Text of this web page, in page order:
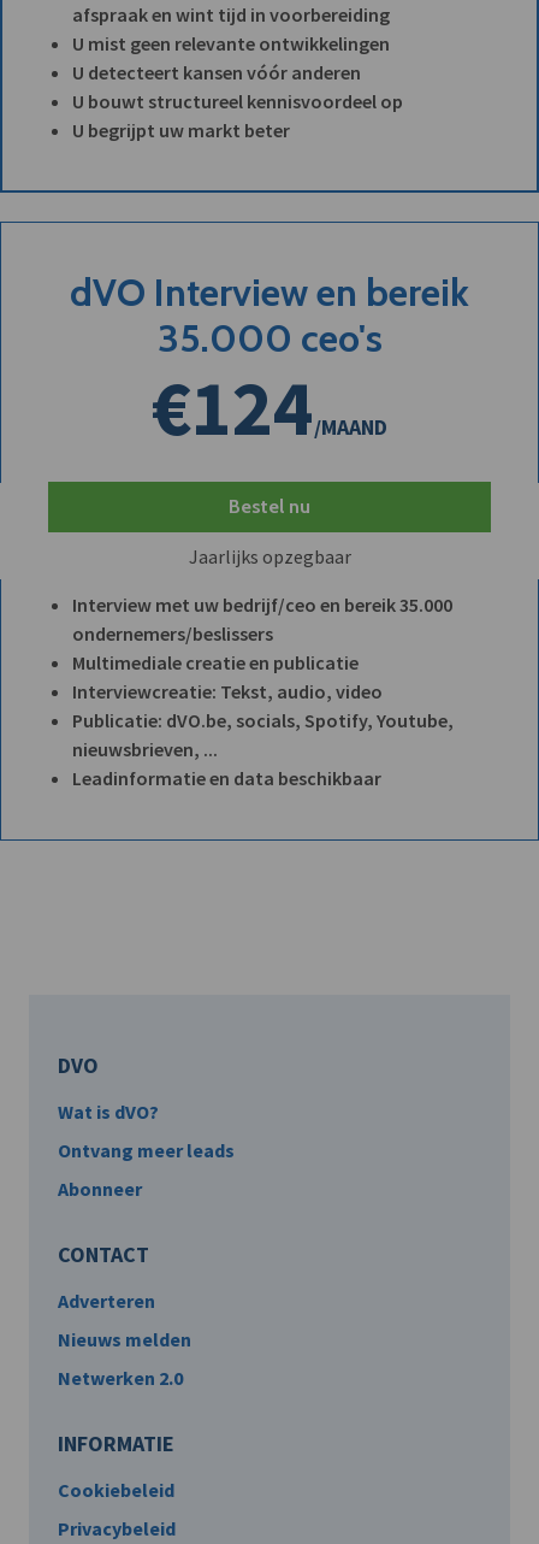
afspraak en wint tijd in voorbereiding
U mist geen relevante ontwikkelingen
U detecteert kansen vóór anderen
U bouwt structureel kennisvoordeel op
U begrijpt uw markt beter
dVO Interview en bereik
35.000 ceo's
€124/MAAND
Bestel nu
Jaarlijks opzegbaar
Interview met uw bedrijf/ceo en bereik 35.000
ondernemers/beslissers
Multimediale creatie en publicatie
Interviewcreatie: Tekst, audio, video
Publicatie: dVO.be, socials, Spotify, Youtube,
nieuwsbrieven, ...
Leadinformatie en data beschikbaar
DVO
Wat is dVO?
Ontvang meer leads
Abonneer
CONTACT
Adverteren
Nieuws melden
Netwerken 2.0
INFORMATIE
Cookiebeleid
Privacybeleid